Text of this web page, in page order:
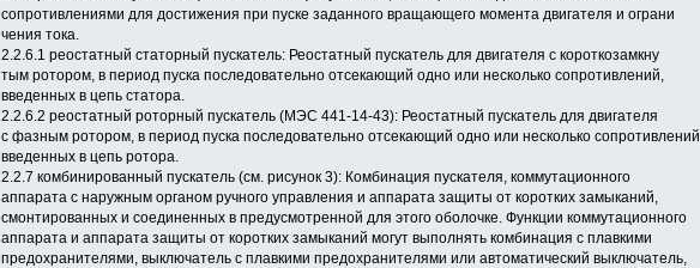
сопротивлениями для достижения при пуске заданного вращающего момента двигателя и ограни­
чения тока.
2.2.6.1 реостатный статорный пускатель: Реостатный пускатель для двигателя с короткозамкну­
тым ротором, в период пуска последовательно отсекающий одно или несколько сопротивлений,
введенных в цепь статора.
2.2.6.2 реостатный роторный пускатель (МЭС 441-14-43): Реостатный пускатель для двигателя
с фазным ротором, в период пуска последовательно отсекающий одно или несколько сопротивлений,
введенных в цепь ротора.
2.2.7 комбинированный пускатель (см. рисунок 3): Комбинация пускателя, коммутационного
аппарата с наружным органом ручного управления и аппарата защиты от коротких замыканий,
смонтированных и соединенных в предусмотренной для этого оболочке. Функции коммутационного
аппарата и аппарата защиты от коротких замыканий могут выполнять комбинация с плавкими
предохранителями, выключатель с плавкими предохранителями или автоматический выключатель,